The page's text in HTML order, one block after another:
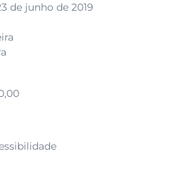
de junho de 2019